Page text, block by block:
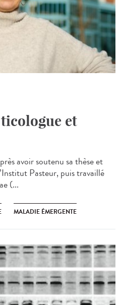
et
avoir soutenu sa thèse et
Pasteur, puis travaillé
(...
MALADIE ÉMERGENTE